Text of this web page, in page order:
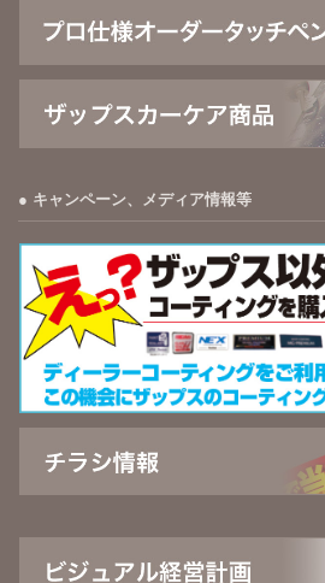
キャンペーン、メディア情報等